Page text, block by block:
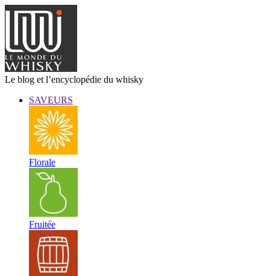
Le blog et l’encyclopédie du whisky
SAVEURS
Florale
Fruitée